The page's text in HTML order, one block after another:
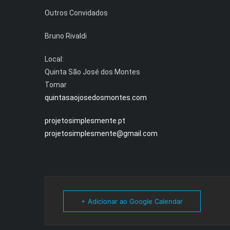
Outros Convidados
Bruno Rivaldi
Local:
Quinta São José dos Montes
Tomar
quintasaojosedosmontes.com
projetosimplesmente.pt
projetosimplesmente@gmail.com
+ Adicionar ao Google Calendar